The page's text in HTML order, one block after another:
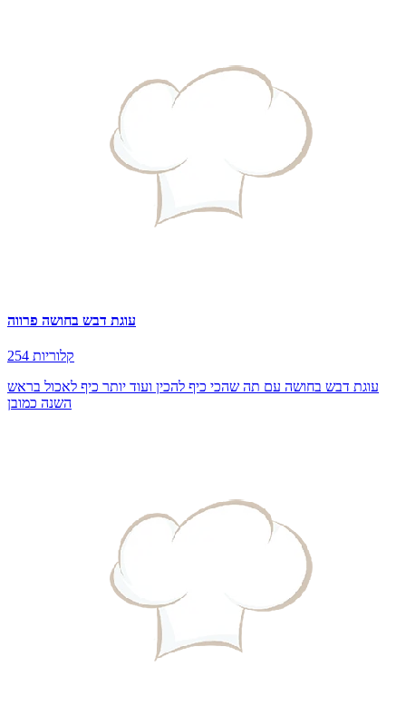
עוגת דבש בחושה פרווה
254 קלוריות
עוגת דבש בחושה עם תה שהכי כיף להכין ועוד יותר כיף לאכול בראש
השנה כמובן